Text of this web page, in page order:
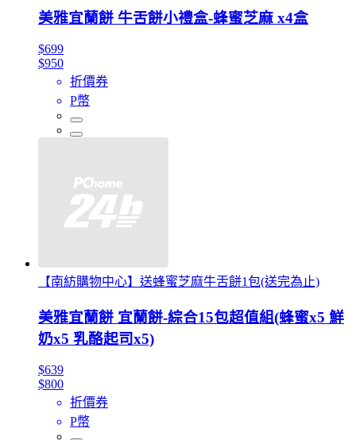
美雅宜蘭餅 牛舌餅小禮盒-蜂蜜芝麻 x4盒
$699
$950
折價券
P幣
【南紡購物中心】送蜂蜜芝麻牛舌餅1包(送完為止)
美雅宜蘭餅 宜蘭餅-綜合15包超值組(蜂蜜x5 鮮
奶x5 乳酪起司x5)
$639
$800
折價券
P幣